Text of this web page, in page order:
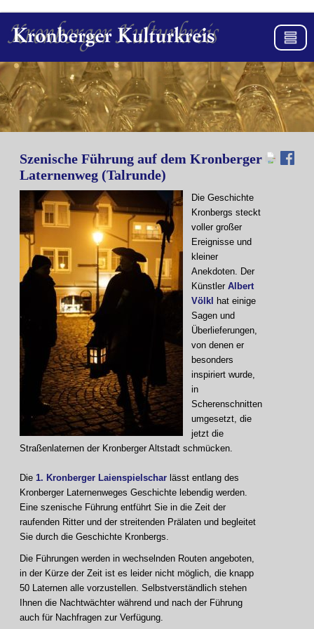
Szenische Führung auf dem Kronberger
Laternenweg (Talrunde)
Die Geschichte
Kronbergs steckt
voller großer
Ereignisse und
kleiner
Anekdoten. Der
Künstler Albert
Völkl
hat einige
Sagen und
Überlieferungen,
von denen er
besonders
inspiriert wurde,
in
Scherenschnitten
umgesetzt, die
jetzt die
Straßenlaternen der Kronberger Altstadt schmücken.
Die 1. Kronberger Laienspielschar lässt entlang des
Kronberger Laternenweges Geschichte lebendig werden.
Eine szenische Führung entführt Sie in die Zeit der
raufenden Ritter und der streitenden Prälaten und begleitet
Sie durch die Geschichte Kronbergs.
Die Führungen werden in wechselnden Routen angeboten,
in der Kürze der Zeit ist es leider nicht möglich, die knapp
50 Laternen alle vorzustellen. Selbstverständlich stehen
Ihnen die Nachtwächter während und nach der Führung
auch für Nachfragen zur Verfügung.